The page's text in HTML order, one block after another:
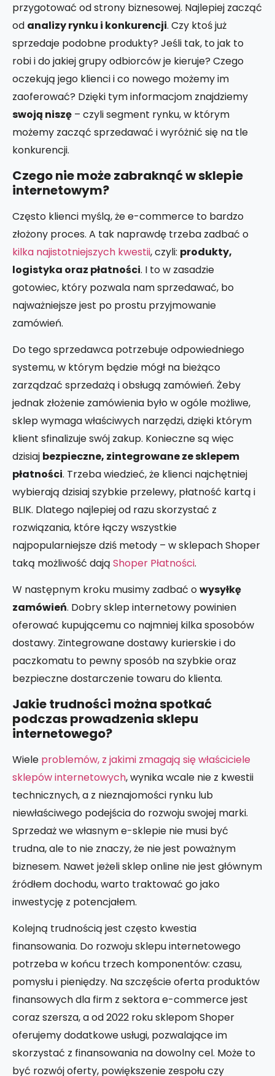
przygotować od strony biznesowej. Najlepiej zacząć
od analizy rynku i konkurencji. Czy ktoś już
sprzedaje podobne produkty? Jeśli tak, to jak to
robi i do jakiej grupy odbiorców je kieruje? Czego
oczekują jego klienci i co nowego możemy im
zaoferować? Dzięki tym informacjom znajdziemy
swoją niszę – czyli segment rynku, w którym
możemy zacząć sprzedawać i wyróżnić się na tle
konkurencji.
Czego nie może zabraknąć w sklepie
internetowym?
Często klienci myślą, że e-commerce to bardzo
złożony proces. A tak naprawdę trzeba zadbać o
kilka najistotniejszych kwestii, czyli: produkty,
logistyka oraz płatności. I to w zasadzie
gotowiec, który pozwala nam sprzedawać, bo
najważniejsze jest po prostu przyjmowanie
zamówień.
Do tego sprzedawca potrzebuje odpowiedniego
systemu, w którym będzie mógł na bieżąco
zarządzać sprzedażą i obsługą zamówień. Żeby
jednak złożenie zamówienia było w ogóle możliwe,
sklep wymaga właściwych narzędzi, dzięki którym
klient sfinalizuje swój zakup. Konieczne są więc
dzisiaj bezpieczne, zintegrowane ze sklepem
płatności. Trzeba wiedzieć, że klienci najchętniej
wybierają dzisiaj szybkie przelewy, płatność kartą i
BLIK. Dlatego najlepiej od razu skorzystać z
rozwiązania, które łączy wszystkie
najpopularniejsze dziś metody – w sklepach Shoper
taką możliwość dają Shoper Płatności.
W następnym kroku musimy zadbać owysyłkę
zamówień. Dobry sklep internetowy powinien
oferować kupującemu co najmniej kilka sposobów
dostawy. Zintegrowane dostawy kurierskie i do
paczkomatu to pewny sposób na szybkie oraz
bezpieczne dostarczenie towaru do klienta.
Jakie trudności można spotkać
podczas prowadzenia sklepu
internetowego?
Wiele problemów, z jakimi zmagają się właściciele
sklepów internetowych, wynika wcale nie z kwestii
technicznych, a z nieznajomości rynku lub
niewłaściwego podejścia do rozwoju swojej marki.
Sprzedaż we własnym e-sklepie nie musi być
trudna, ale to nie znaczy, że nie jest poważnym
biznesem. Nawet jeżeli sklep online nie jest głównym
źródłem dochodu, warto traktować go jako
inwestycję z potencjałem.
Kolejną trudnością jest często kwestia
finansowania. Do rozwoju sklepu internetowego
potrzeba w końcu trzech komponentów: czasu,
pomysłu i pieniędzy. Na szczęście oferta produktów
finansowych dla firm z sektora e-commerce jest
coraz szersza, a od 2022 roku sklepom Shoper
oferujemy dodatkowe usługi, pozwalające im
skorzystać z finansowania na dowolny cel. Może to
być rozwój oferty, powiększenie zespołu czy